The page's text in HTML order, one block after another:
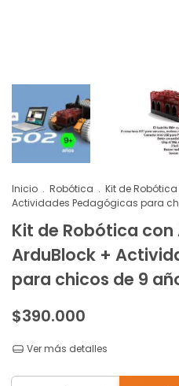
Inicio . Robótica . Kit de
Actividades Pedagógicas para
Kit de Robótica con
ArduBlock +
para chicos de 9
$390.000
Ver más detalles